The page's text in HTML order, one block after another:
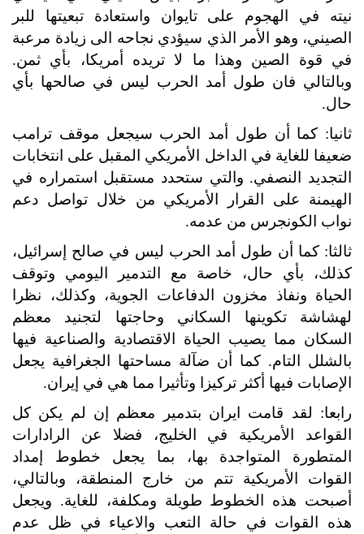
نيته في الهجوم على تايوان واستعادة تبعيتها للبر
الصيني، وهو الأمر الذي سيؤدي نجاحه الى زيادة مرعبة
في قوة الصين وهذا ما لا تريده أمريكا، بأي ثمن.
وبالتالي فان طول أمد الحرب ليس في صالحها بأي
حال.
ثانيا: كما أن طول أمد الحرب سيجعل موقف ترامب
ضعيفا للغاية في الداخل الأمريكي المقبل على انتخابات
التجديد النصفي. والتي ستحدد مستقبل استمراره في
الهيمنة على القرار الأمريكي من خلال تواصل دعم
نواب الكونجرس من عدمه.
ثالثا: كما أن طول أمد الحرب ليس في صالح إسرائيل،
كذلك، بأي حال، خاصة مع التدمير اليومي وتوقف
الحياة ونفاذ مخزون الدفاعات الجوية، وكذلك، نظرا
لهشاشة تكوينها السكاني وحاجتها لتجنيد معظم
السكان مما يصيب الحياة الاقتصادية والصناعية فيها
بالشلل التام. كما أن ضآلة مساحتها الجغرافية يجعل
الإصابات فيها أكثر تركيزا وتأثيرا مما هي في إيران.
رابعا: لقد قامت ايران بتدمير معظم إن لم يكن كل
القواعد الأمريكية في الخليج، فضلا عن الرادارات
المتطورة المتواجدة بها، بما يجعل خطوط إمداد
القوات الأمريكية تتم من خارج المنطقة، وبالتالي،
أصبحت هذه الخطوط طويلة ومكلفة، للغاية. ويجعل
هذه القوات في حالة التعب والاعياء في ظل عدم